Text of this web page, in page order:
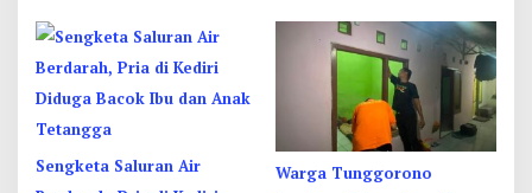
Terjepit
Kamar Jenazah
Sengketa Saluran Air
Warga Tunggorono